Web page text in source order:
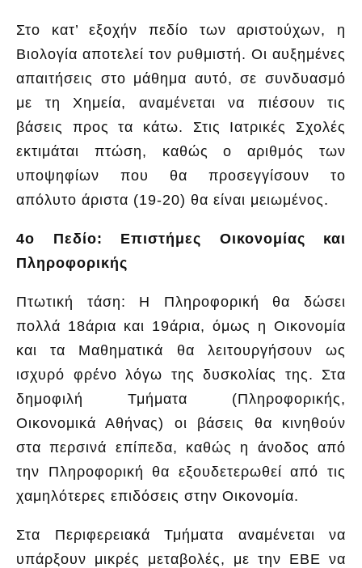
Στο κατ’ εξοχήν πεδίο των αριστούχων, η
Βιολογία αποτελεί τον ρυθμιστή. Οι αυξημένες
απαιτήσεις στο μάθημα αυτό, σε συνδυασμό
με τη Χημεία, αναμένεται να πιέσουν τις
βάσεις προς τα κάτω. Στις Ιατρικές Σχολές
εκτιμάται πτώση, καθώς ο αριθμός των
υποψηφίων που θα προσεγγίσουν το
απόλυτο άριστα (19-20) θα είναι μειωμένος.
4ο Πεδίο: Επιστήμες Οικονομίας και
Πληροφορικής
Πτωτική τάση: Η Πληροφορική θα δώσει
πολλά 18άρια και 19άρια, όμως η Οικονομία
και τα Μαθηματικά θα λειτουργήσουν ως
ισχυρό φρένο λόγω της δυσκολίας της. Στα
δημοφιλή Τμήματα (Πληροφορικής,
Οικονομικά Αθήνας) οι βάσεις θα κινηθούν
στα περσινά επίπεδα, καθώς η άνοδος από
την Πληροφορική θα εξουδετερωθεί από τις
χαμηλότερες επιδόσεις στην Οικονομία.
Στα Περιφερειακά Τμήματα αναμένεται να
υπάρξουν μικρές μεταβολές, με την ΕΒΕ να